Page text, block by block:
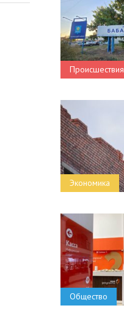
Происшествия
Экономика
Общество